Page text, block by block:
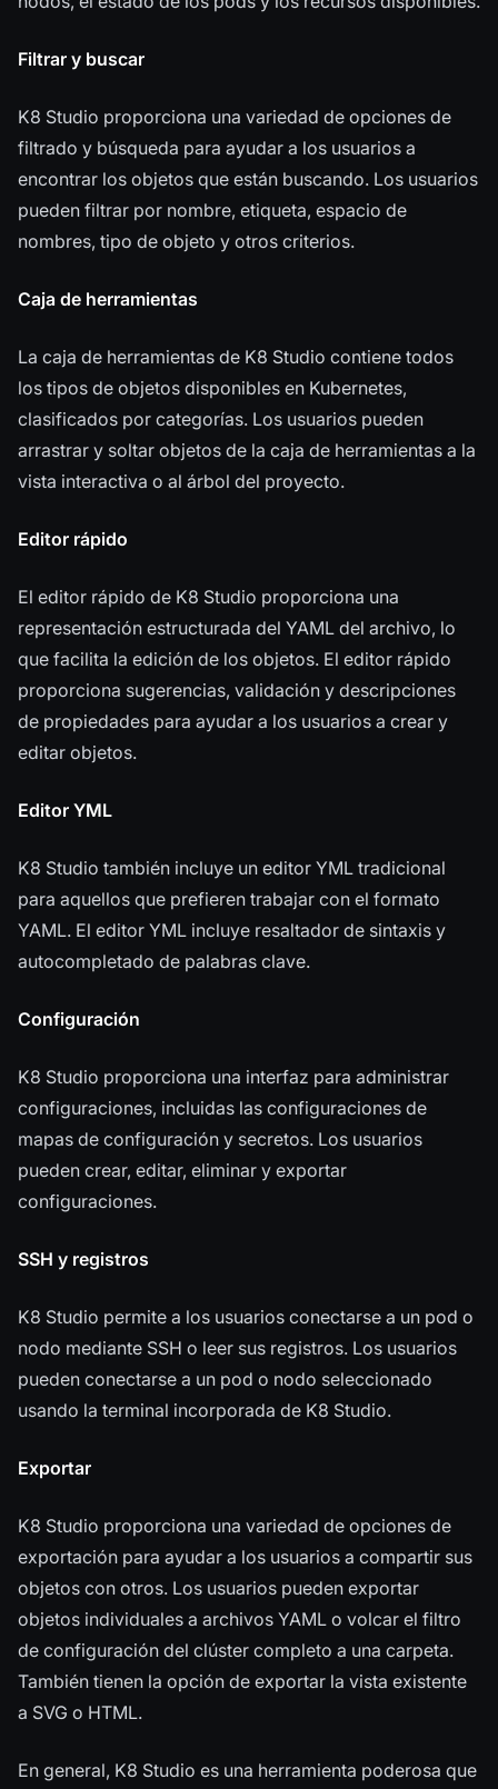
Filtrar y buscar
K8 Studio proporciona una variedad de opciones de
filtrado y búsqueda para ayudar a los usuarios a
encontrar los objetos que están buscando. Los usuarios
pueden filtrar por nombre, etiqueta, espacio de
nombres, tipo de objeto y otros criterios.
Caja de herramientas
La caja de herramientas de K8 Studio contiene todos
los tipos de objetos disponibles en Kubernetes,
clasificados por categorías. Los usuarios pueden
arrastrar y soltar objetos de la caja de herramientas a la
vista interactiva o al árbol del proyecto.
Editor rápido
El editor rápido de K8 Studio proporciona una
representación estructurada del YAML del archivo, lo
que facilita la edición de los objetos. El editor rápido
proporciona sugerencias, validación y descripciones
de propiedades para ayudar a los usuarios a crear y
editar objetos.
Editor YML
K8 Studio también incluye un editor YML tradicional
para aquellos que prefieren trabajar con el formato
YAML. El editor YML incluye resaltador de sintaxis y
autocompletado de palabras clave.
Configuración
K8 Studio proporciona una interfaz para administrar
configuraciones, incluidas las configuraciones de
mapas de configuración y secretos. Los usuarios
pueden crear, editar, eliminar y exportar
configuraciones.
SSH y registros
K8 Studio permite a los usuarios conectarse a un pod o
nodo mediante SSH o leer sus registros. Los usuarios
pueden conectarse a un pod o nodo seleccionado
usando la terminal incorporada de K8 Studio.
Exportar
K8 Studio proporciona una variedad de opciones de
exportación para ayudar a los usuarios a compartir sus
objetos con otros. Los usuarios pueden exportar
objetos individuales a archivos YAML o volcar el filtro
de configuración del clúster completo a una carpeta.
También tienen la opción de exportar la vista existente
a SVG o HTML.
En general, K8 Studio es una herramienta poderosa que